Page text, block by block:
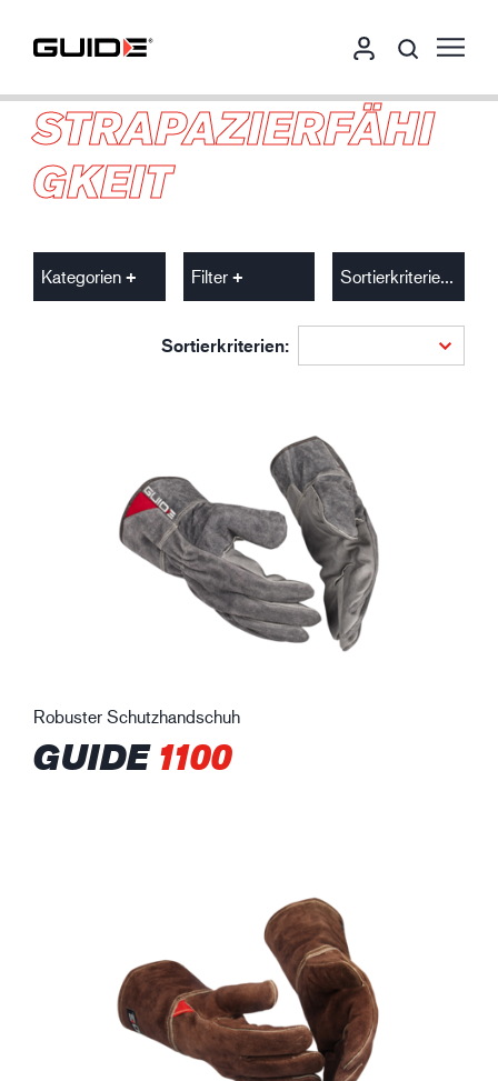
STRAPAZIERFÄHI
GKEIT
Kategorien Filter Sortierkriterien
Sortierkriterien:
Robuster Schutzhandschuh
GUIDE1100